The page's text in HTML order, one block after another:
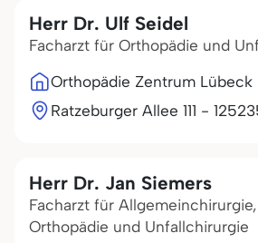
Herr Dr. Ulf Seidel
Facharzt für Orthopädie und
Orthopädie Zentrum Lübeck
Ratzeburger Allee 111 - 125
Herr Dr. Jan Siemers
Facharzt für
Orthopädie und Unfallchirurgie